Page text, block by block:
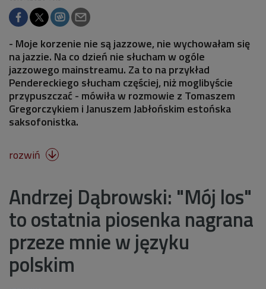
- Moje korzenie nie są jazzowe, nie wychowałam się
na jazzie. Na co dzień nie słucham w ogóle
jazzowego mainstreamu. Za to na przykład
Pendereckiego słucham częściej, niż moglibyście
przypuszczać - mówiła w rozmowie z Tomaszem
Gregorczykiem i Januszem Jabłońskim estońska
saksofonistka.
rozwiń 
Andrzej Dąbrowski: "Mój los"
to ostatnia piosenka nagrana
przeze mnie w języku
polskim